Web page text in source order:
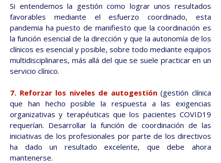
Si entendemos la gestión como lograr unos resultados
favorables mediante el esfuerzo coordinado, esta
pandemia ha puesto de manifiesto que la coordinación es
la función esencial de la dirección y que la autonomía de los
clínicos es esencial y posible, sobre todo mediante equipos
multidisciplinares, más allá del que se suele practicar en un
servicio clínico.
7. Reforzar los niveles de autogestión(gestión clínica
que han hecho posible la respuesta a las exigencias
organizativas y terapéuticas que los pacientes COVID19
requerían. Desarrollar la función de coordinación de las
iniciativas de los profesionales por parte de los directivos
ha dado un resultado excelente, que debe ahora
mantenerse.